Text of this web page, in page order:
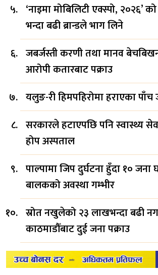
‘नाइमा मोबिलिटी एक्स्पो, २०२६’
भन्दा बढी ब्रान्डले भाग लिने
जबर्जस्ती करणी तथा मानव
आरोपी कतारबाट पक्राउ
यलुङ-री हिमपहिरोमा हराएका
सरकारले हटाएपछि पनि स्वास्थ्य
होप अस्पताल
पाल्पामा जिप दुर्घटना हुँदा १० जना
बालकको अवस्था गम्भीर
स्रोत नखुलेको २३ लाखभन्दा बढी
काठमाडौँबाट दुई जना पक्राउ